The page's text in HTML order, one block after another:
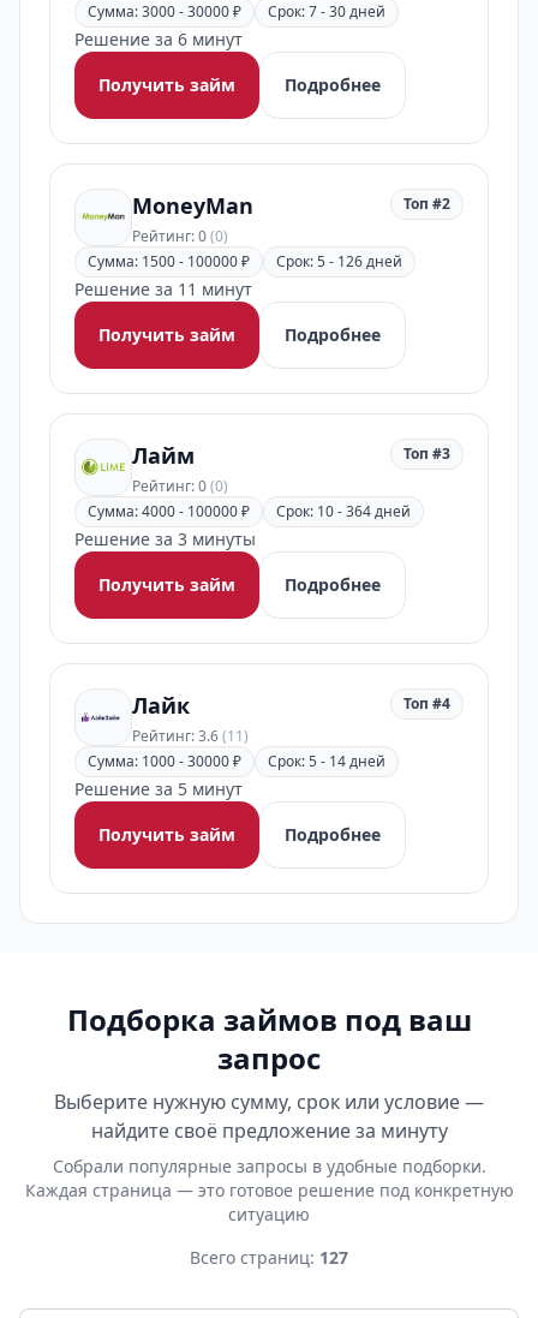
Сумма: 3000 - 30000 ₽ Срок: 7 - 30 дней
Решение за 6 минут
Получить займ
Подробнее
MoneyMan
Рейтинг: 0(0)
Топ #2
Сумма: 1500 - 100000 ₽ Срок: 5 - 126 дней
Решение за 11 минут
Получить займ
Подробнее
Лайм
Рейтинг: 0(0)
Топ #3
Сумма: 4000 - 100000 ₽ Срок: 10 - 364 дней
Решение за 3 минуты
Получить займ
Подробнее
Лайк
Рейтинг: 3.6(11)
Топ #4
Сумма: 1000 - 30000 ₽ Срок: 5 - 14 дней
Решение за 5 минут
Получить займ
Подробнее
Подборка займов под ваш
запрос
Выберите нужную сумму, срок или условие —
найдите своё предложение за минуту
Собрали популярные запросы в удобные подборки.
Каждая страница — это готовое решение под конкретную
ситуацию
Всего страниц: 127